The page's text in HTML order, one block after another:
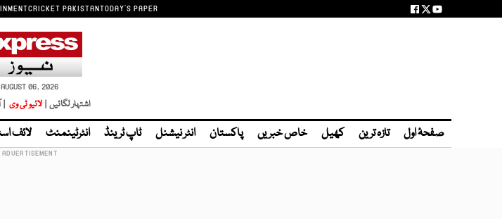
CRICKET PAKISTANTODAY'S PAPER
AUGUST 06, 2026
اشتہار لگائیں | لائیو ٹی وی |
صفحۂ اول تازہ ترین کھیل خاص خبریں پاکستان انٹر نیشنل ٹاپ ٹرینڈ انٹرٹینمنٹ لائف